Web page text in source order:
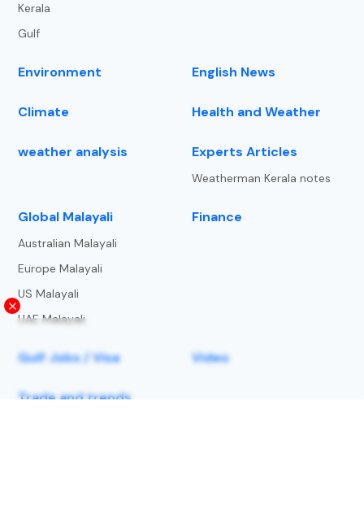
Kerala
Gulf
Environment English News
Climate Health and Weather
weather analysis Experts Articles
Weatherman Kerala notes
⁠Global Malayali
Australian Malayali
Europe Malayali
US Malayali
UAE Malayali
Finance
Gulf Jobs / Visa Video
Trade and trends